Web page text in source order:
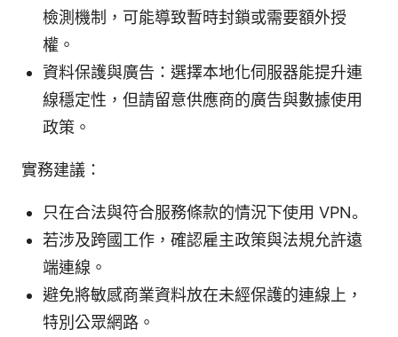
檢測機制，可能導致暫時封鎖或需要額外授
權。
資料保護與廣告：選擇本地化伺服器能提升連
線穩定性，但請留意供應商的廣告與數據使用
政策。
實務建議：
只在合法與符合服務條款的情況下使用 VPN。
若涉及跨國工作，確認雇主政策與法規允許遠
端連線。
避免將敏感商業資料放在未經保護的連線上，
特別公眾網路。